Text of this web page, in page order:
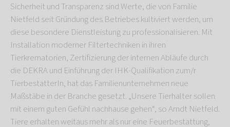
Sicherheit und Transparenz sind Werte, die von Familie
Nietfeld seit Gründung des Betriebes kultiviert werden, um
diese besondere Dienstleistung zu professionalisieren. Mit
Installation moderner Filtertechniken in ihren
Tierkrematorien, Zertifizierung der internen Abläufe durch
die DEKRA und Einführung der IHK-Qualifikation zum/r
TierbestatterIn, hat das Familienunternehmen neue
Maßstäbe in der Branche gesetzt. „Unsere Tierhalter sollen
mit einem guten Gefühl nachhause gehen“, so Arndt Nietfeld.
Tiere erhalten weitaus mehr als nur eine Feuerbestattung,